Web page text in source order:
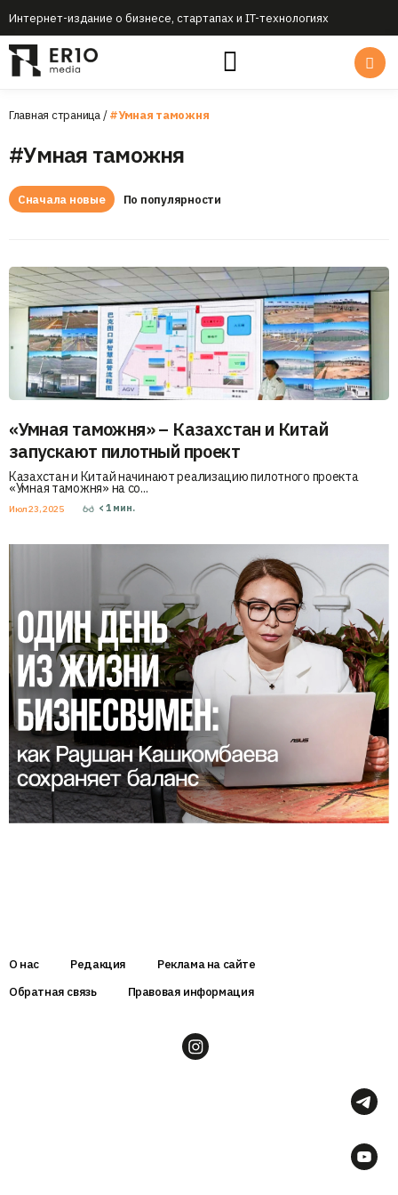
Интернет-издание о бизнесе, стартапах и IT-технологиях
Главная страница/#Умная таможня
#Умная таможня
Сначала новые По популярности
«Умная таможня» – Казахстан и Китай
запускают пилотный проект
Казахстан и Китай начинают реализацию пилотного проекта
«Умная таможня» на со...
Июл 23, 2025 < 1 мин.
О нас Редакция
Реклама на сайте
Обратная связь
Правовая информация